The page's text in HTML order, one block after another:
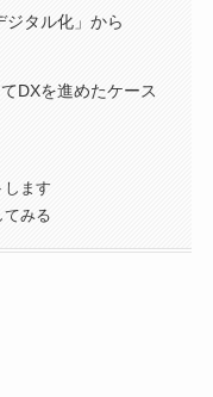
ジタル化」から
DXを進めたケース
します
てみる